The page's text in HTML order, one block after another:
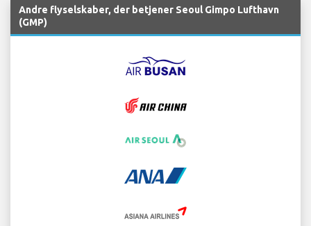
Andre flyselskaber, der betjener Seoul Gimpo Lufthavn
(GMP)